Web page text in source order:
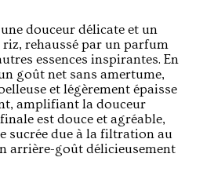
douceur délicate et un
rehaussé par un parfum
essences inspirantes. En
goût net sans amertume,
et légèrement épaisse
amplifiant la douceur
est douce et agréable,
sucrée due à la filtration au
arrière-goût délicieusement